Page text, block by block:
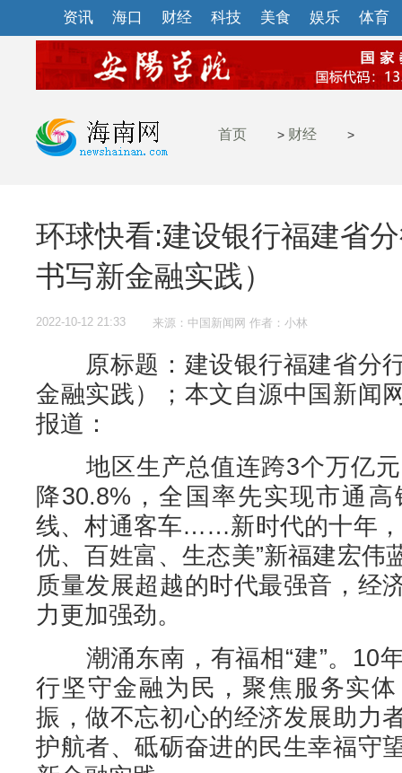
资讯 海口 财经 科技 美食 娱乐 体育
首页 > 财经 >
环球快看:建设银行福建省
书写新金融实践）
2022-10-12 21:33 来源：中国新闻网 作者：小林
原标题：建设银行福建省分
金融实践）；本文自源中国新闻
报道：
地区生产总值连跨3个万亿元
降30.8%，全国率先实现市通
线、村通客车……新时代的十年，
优、百姓富、生态美”新福建宏伟
质量发展超越的时代最强音，经
力更加强劲。
潮涌东南，有福相“建”。10
行坚守金融为民，聚焦服务实
振，做不忘初心的经济发展助力
护航者、砥砺奋进的民生幸福守